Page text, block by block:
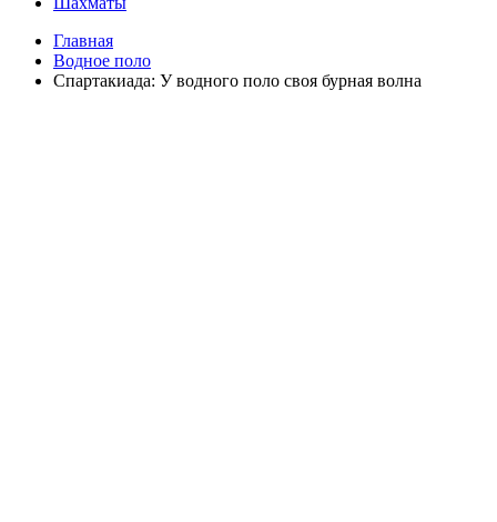
Главная
Водное поло
Спартакиада: У водного поло своя бурная волна